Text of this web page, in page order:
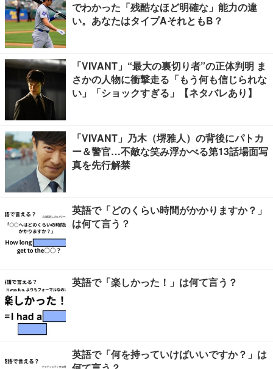
でわかった「残酷なほど明確な」能力の違
い。あなたはタイプAそれともB？
「VIVANT」“最大の裏切り者”の正体判明 ま
さかの人物に衝撃走る「もう何も信じられな
い」「ショックすぎる」【ネタバレあり】
「VIVANT」乃木（堺雅人）の背後にパトカ
ー＆警官…不敵な笑み浮かべる第13話場面写
真を先行解禁
英語で「どのくらい時間がかかりますか？」
は何て言う？
英語で「楽しかった！」は何て言う？
英語で「何を持っていけばいいですか？」は